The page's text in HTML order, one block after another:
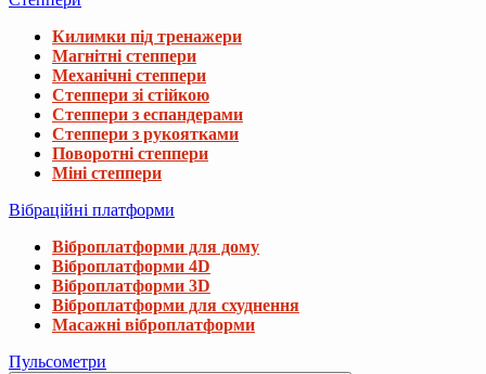
Килимки під тренажери
Магнітні степпери
Механічні степпери
Степпери зі стійкою
Степпери з еспандерами
Степпери з рукоятками
Поворотні степпери
Міні степпери
Вібраційні платформи
Віброплатформи для дому
Віброплатформи 4D
Віброплатформи 3D
Віброплатформи для схуднення
Масажні віброплатформи
Пульсометри